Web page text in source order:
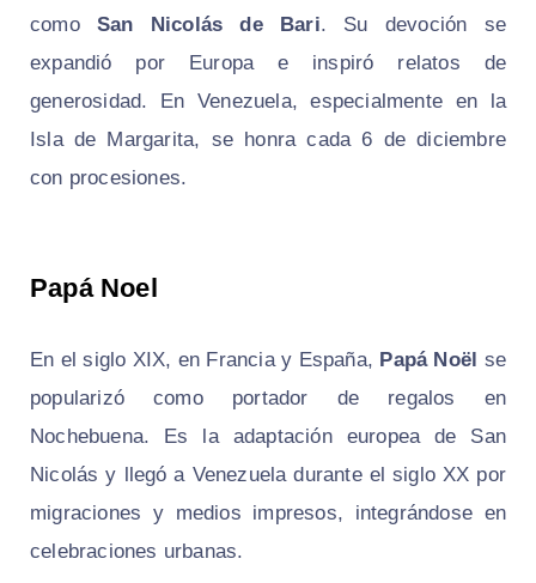
como San Nicolás de Bari. Su devoción se
expandió por Europa e inspiró relatos de
generosidad. En Venezuela, especialmente en la
Isla de Margarita, se honra cada 6 de diciembre
con procesiones.
Papá Noel
En el siglo XIX, en Francia y España, Papá Noël se
popularizó como portador de regalos en
Nochebuena. Es la adaptación europea de San
Nicolás y llegó a Venezuela durante el siglo XX por
migraciones y medios impresos, integrándose en
celebraciones urbanas.